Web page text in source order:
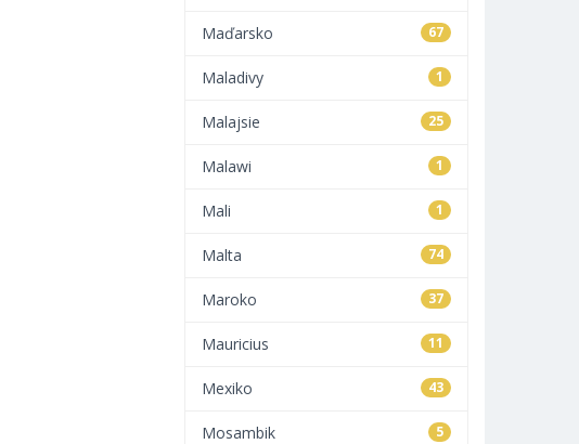
67
Maďarsko
1
Maladivy
25
Malajsie
1
Malawi
1
Mali
74
Malta
37
Maroko
11
Mauricius
43
Mexiko
5
Mosambik